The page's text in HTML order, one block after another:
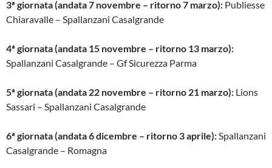
3ª giornata (andata 7 novembre – ritorno 7 marzo): Publiesse
Chiaravalle – Spallanzani Casalgrande
4ª giornata (andata 15 novembre – ritorno 13 marzo):
Spallanzani Casalgrande – Gf Sicurezza Parma
5ª giornata (andata 22 novembre – ritorno 21 marzo): Lions
Sassari – Spallanzani Casalgrande
6ª giornata (andata 6 dicembre – ritorno 3 aprile):Spallanzani
Casalgrande – Romagna